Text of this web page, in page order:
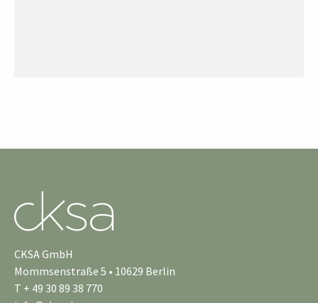
CKSA GmbH
Mommsenstraße 5 • 10629 Berlin
T + 49 30 89 38 770